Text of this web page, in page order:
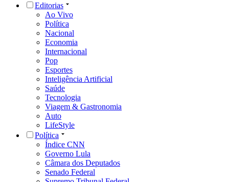
Editorias
Ao Vivo
Política
Nacional
Economia
Internacional
Pop
Esportes
Inteligência Artificial
Saúde
Tecnologia
Viagem & Gastronomia
Auto
LifeStyle
Política
Índice CNN
Governo Lula
Câmara dos Deputados
Senado Federal